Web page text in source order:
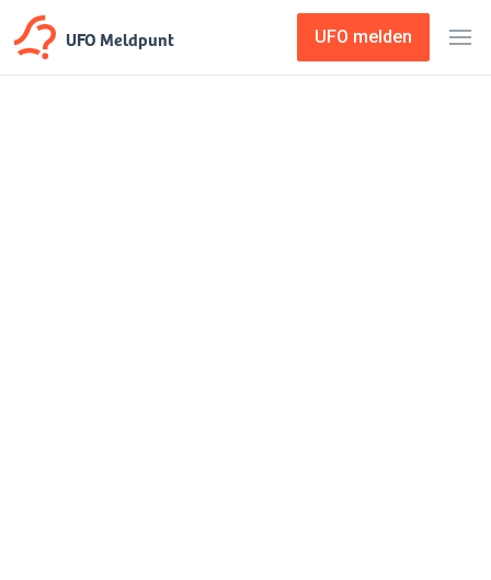
UFO Meldpunt UFO melden